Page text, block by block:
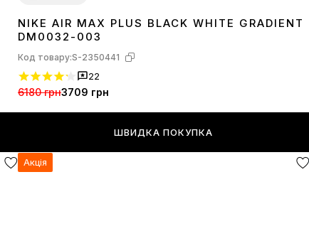
3738 39 40 414243 4445
NIKE AIR MAX PLUS BLACK WHITE GRADIENT
DM0032-003
Код товару:S-2350441
22
6180 грн3709 грн
ШВИДКА ПОКУПКА
Акція